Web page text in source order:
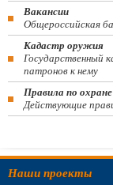
Вакансии
Общероссийская
Кадастр оружия
Государственный
патронов к нему
Правила по
Действующие
Наши проекты